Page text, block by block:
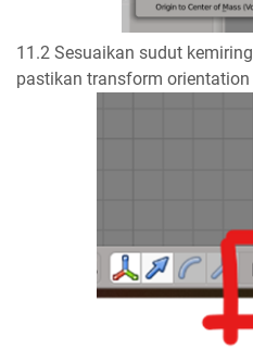
11.2 Sesuaikan sudut
pastikan transform